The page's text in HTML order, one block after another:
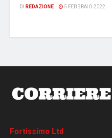
DI REDAZIONE 5 FEBBRAIO 2022
Fortissimo Ltd